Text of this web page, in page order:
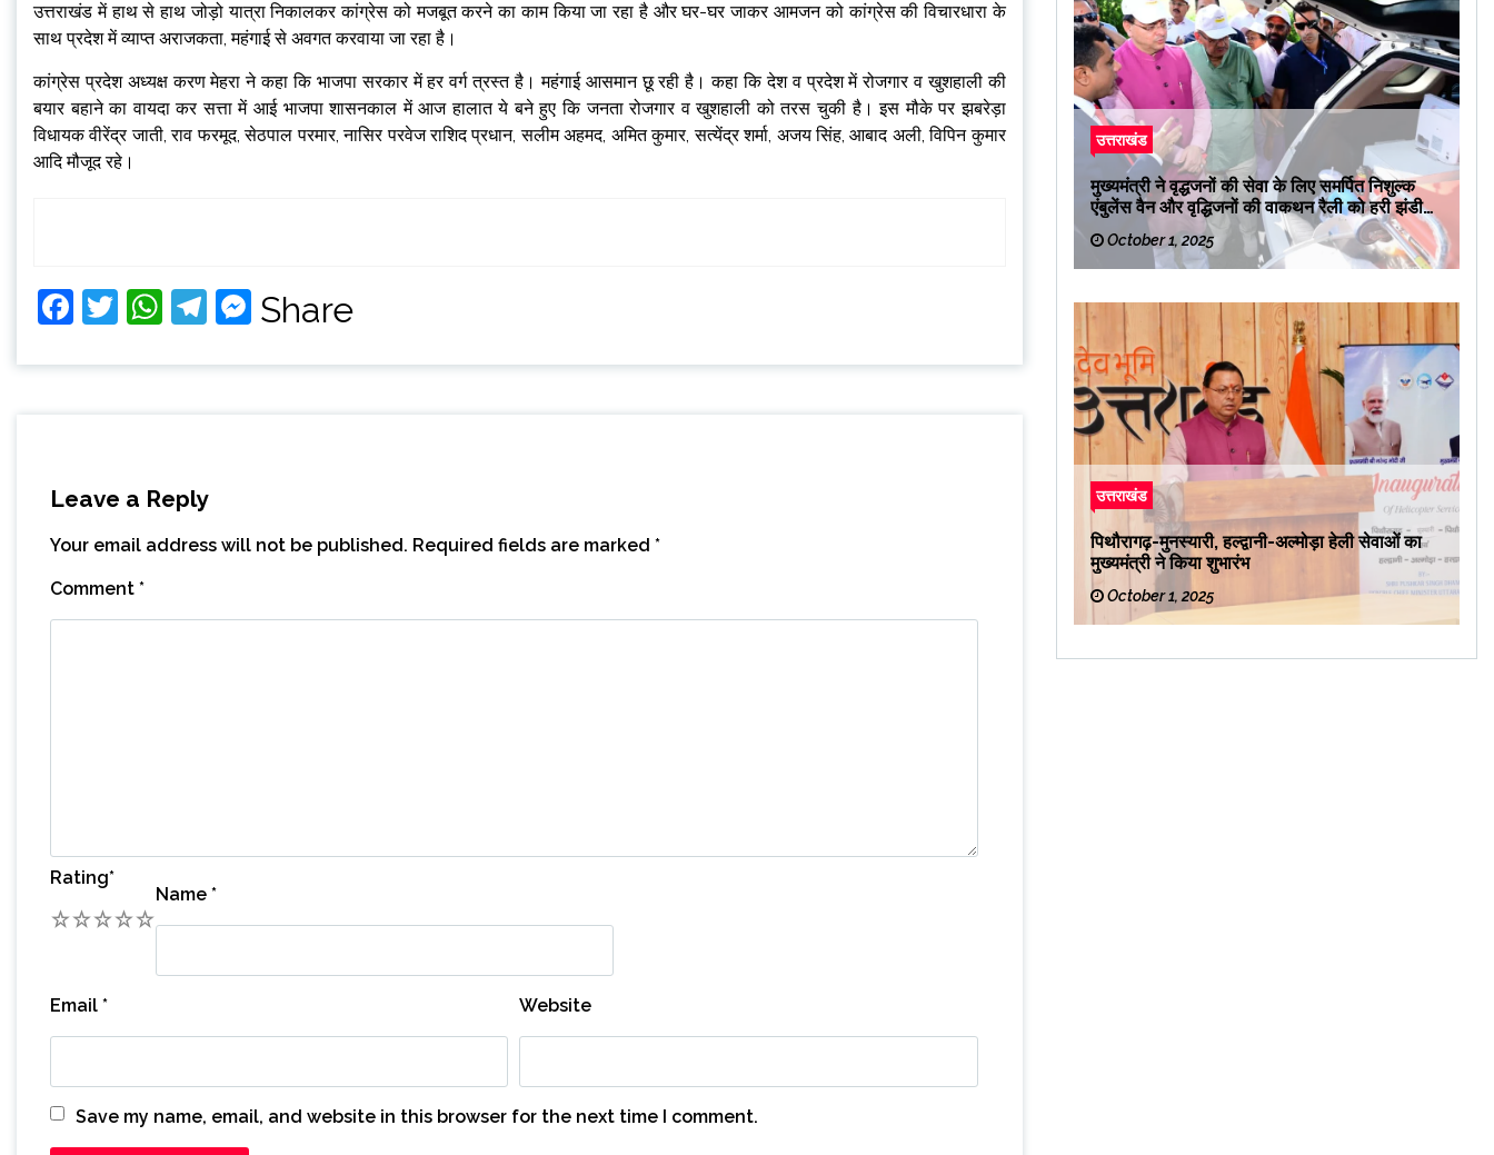
उत्तराखंड में हाथ से हाथ जोड़ो यात्रा निकालकर कांग्रेस को मजबूत करने का काम किया जा रहा है और घर-घर जाकर आमजन को कांग्रेस की विचारधारा के
साथ प्रदेश में व्याप्त अराजकता, महंगाई से अवगत करवाया जा रहा है।
कांग्रेस प्रदेश अध्यक्ष करण मेहरा ने कहा कि भाजपा सरकार में हर वर्ग त्रस्त है। महंगाई आसमान छू रही है। कहा कि देश व प्रदेश में रोजगार व खुशहाली की
बयार बहाने का वायदा कर सत्ता में आई भाजपा शासनकाल में आज हालात ये बने हुए कि जनता रोजगार व खुशहाली को तरस चुकी है। इस मौके पर झबरेड़ा
विधायक वीरेंद्र जाती, राव फरमूद, सेठपाल परमार, नासिर परवेज राशिद प्रधान, सलीम अहमद, अमित कुमार, सत्येंद्र शर्मा, अजय सिंह, आबाद अली, विपिन कुमार
आदि मौजूद रहे।
Facebook
Twitter
WhatsApp
Telegram
Messenger
Share
Leave a Reply
Your email address will not be published. Required fields are marked *
Comment *
Rating*
5
4
3
2
Name *
Email * Website
Save my name, email, and website in this browser for the next time I comment.
उत्तराखंड
मुख्यमंत्री ने वृद्धजनों की सेवा के लिए समर्पित निशुल्क
एंबुलेंस वैन और वृद्धिजनों की वाकथन रैली को हरी झंडी
दिखाकर रवाना किया
October 1, 2025
उत्तराखंड
पिथौरागढ़-मुनस्यारी, हल्द्वानी-अल्मोड़ा हेली सेवाओं का
मुख्यमंत्री ने किया शुभारंभ
October 1, 2025